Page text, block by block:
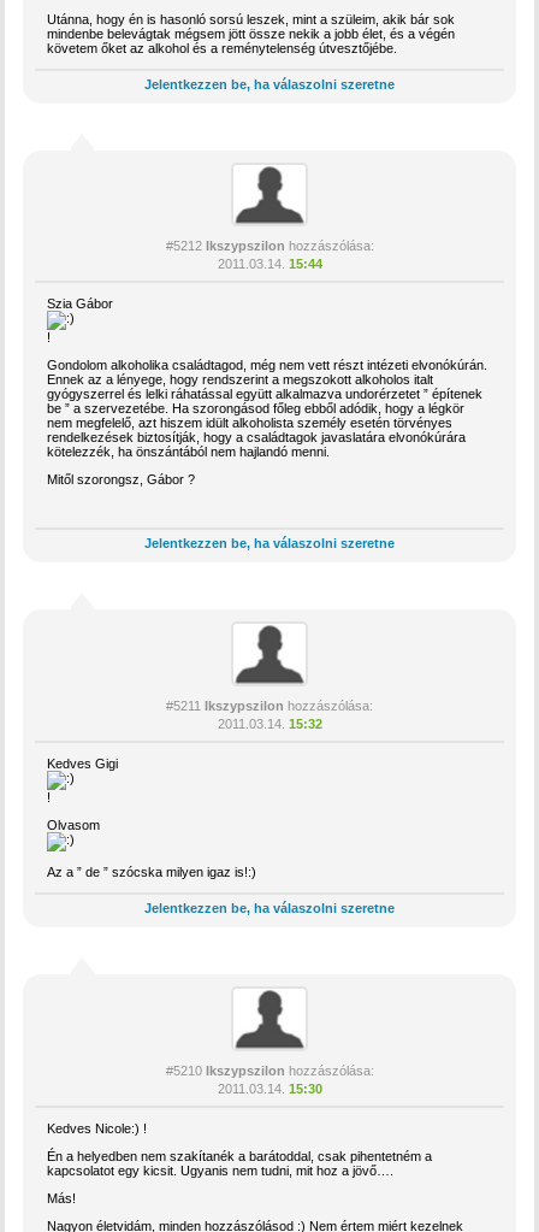
Utánna, hogy én is hasonló sorsú leszek, mint a szüleim, akik bár sok
mindenbe belevágtak mégsem jött össze nekik a jobb élet, és a végén
követem őket az alkohol és a reménytelenség útvesztőjébe.
Jelentkezzen be, ha válaszolni szeretne
#5212 Ikszypszilon hozzászólása:
2011.03.14. 15:44
Szia Gábor
!
Gondolom alkoholika családtagod, még nem vett részt intézeti elvonókúrán.
Ennek az a lényege, hogy rendszerint a megszokott alkoholos italt
gyógyszerrel és lelki ráhatással együtt alkalmazva undorérzetet ” építenek
be ” a szervezetébe. Ha szorongásod főleg ebből adódik, hogy a légkör
nem megfelelő, azt hiszem idült alkoholista személy esetén törvényes
rendelkezések biztosítják, hogy a családtagok javaslatára elvonókúrára
kötelezzék, ha önszántából nem hajlandó menni.
Mitől szorongsz, Gábor ?
Jelentkezzen be, ha válaszolni szeretne
#5211 Ikszypszilon hozzászólása:
2011.03.14. 15:32
Kedves Gigi
!
Olvasom
Az a ” de ” szócska milyen igaz is!:)
Jelentkezzen be, ha válaszolni szeretne
#5210 Ikszypszilon hozzászólása:
2011.03.14. 15:30
Kedves Nicole:) !
Én a helyedben nem szakítanék a barátoddal, csak pihentetném a
kapcsolatot egy kicsit. Ugyanis nem tudni, mit hoz a jövő….
Más!
Nagyon életvidám, minden hozzászólásod :) Nem értem miért kezelnek